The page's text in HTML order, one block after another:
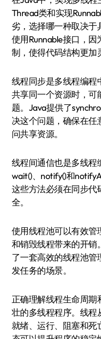
Thread类和实现
劣，选择哪一种取决于
使用Runnable接口，
制，使得代码结构更加
线程同步是多线程编程
共享同一个资源时，可
题。Java提供了
决这个问题，确保在
问共享资源。
线程间通信也是多线程
wait()、notify()和
这些方法必须在同步代
全。
使用线程池可以有效管
和销毁线程带来的开销
了一套高效的线程池
发任务的场景。
正确理解线程生命周
壮的多线程程序。线程
就绪、运行、阻塞和死